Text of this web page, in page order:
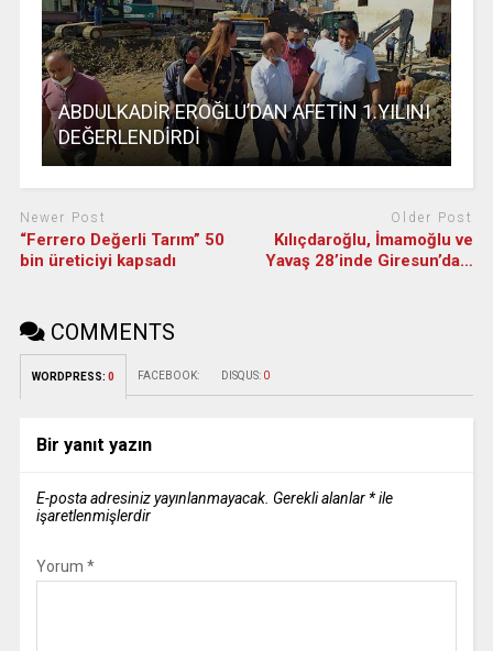
ABDULKADİR EROĞLU’DAN AFETİN 1.YILINI
DEĞERLENDİRDİ
Newer Post
“Ferrero Değerli Tarım” 50
bin üreticiyi kapsadı
Older Post
Kılıçdaroğlu, İmamoğlu ve
Yavaş 28’inde Giresun’da…
COMMENTS
WORDPRESS: 0 FACEBOOK: DISQUS: 0
Bir yanıt yazın
E-posta adresiniz yayınlanmayacak. Gerekli alanlar *ile
işaretlenmişlerdir
Yorum *